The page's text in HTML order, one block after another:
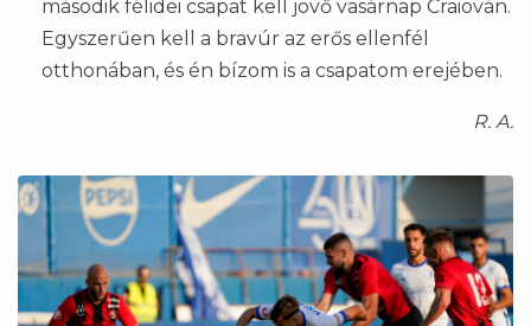
második félidei csapat kell jövő vasárnap Craiován.
Egyszerűen kell a bravúr az erős ellenfél
otthonában, és én bízom is a csapatom erejében.
R. A.